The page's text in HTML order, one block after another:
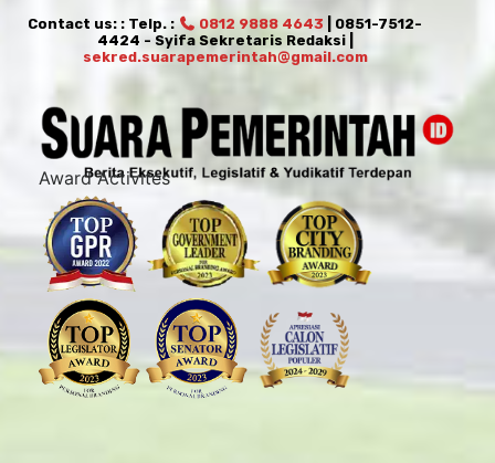
Contact us: : Telp. : 0812 9888 4643 | 0851-7512-
4424 - Syifa Sekretaris Redaksi |
sekred.suarapemerintah@gmail.com
Award Activites